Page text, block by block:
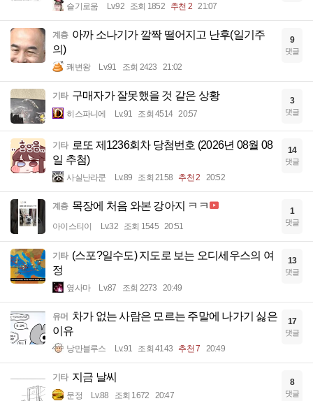
슬기로움 Lv.92 조회 1852 추천 2 21:07
계층 아까 소나기가 깔짝 떨어지고 난후(일기주
의)
쾌변왕 Lv.91 조회 2423 21:02
9
댓글
기타 구매자가 잘못했을 것 같은 상황
히스파니에 Lv.91 조회 4514 20:57
3
댓글
기타 로또 제1236회차 당첨번호 (2026년 08월 08
일 추첨)
사실난라쿤 Lv.89 조회 2158 추천 2 20:52
14
댓글
계층 목장에 처음 와본 강아지 ㅋㅋ
아이스티이 Lv.32 조회 1545 20:51
1
댓글
기타 (스포?일수도) 지도로 보는 오디세우스의 여
정
옆사마 Lv.87 조회 2273 20:49
13
댓글
유머 차가 없는 사람은 모르는 주말에 나가기 싫은
이유
낭만블루스 Lv.91 조회 4143 추천 7 20:49
17
댓글
기타 지금 날씨
문정 Lv.88 조회 1672 20:47
8
댓글